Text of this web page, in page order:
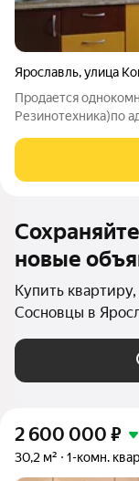
Ярославль,улица
Продается
Резинотехника)по
этаж), общая
кв.м. комната 18
новые
Купить
Сосновцы в
2 600 000 ₽
30,2 м² 1-комн.